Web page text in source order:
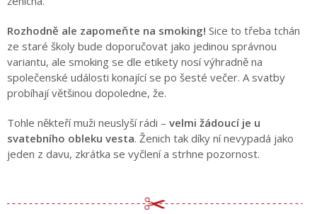
Rozhodně ale zapomeňte na smoking! Sice to třeba tchán
ze staré školy bude doporučovat jako jedinou správnou
variantu, ale smoking se dle etikety nosí výhradně na
společenské události konající se po šesté večer. A svatby
probíhají většinou dopoledne, že.
Tohle někteří muži neuslyší rádi – velmi žádoucí je u
svatebního obleku vesta. Ženich tak díky ní nevypadá jako
jeden z davu, zkrátka se vyčlení a strhne pozornost.